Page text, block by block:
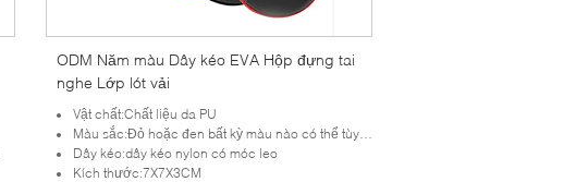
ODM Năm màu Dây kéo EVA Hộp đựng tai
nghe Lớp lót vải
Vật chất:Chất liệu da PU
Màu sắc:Đỏ hoặc đen bất kỳ màu nào có thể tùy chỉnh
Dây kéo:dây kéo nylon có móc leo
Kích thước:7X7X3CM